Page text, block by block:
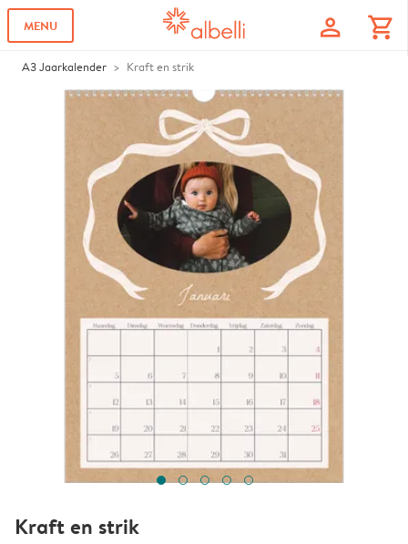
MENU profile shopping_cart
A3 Jaarkalender Kraft en strik
Kraft en strik